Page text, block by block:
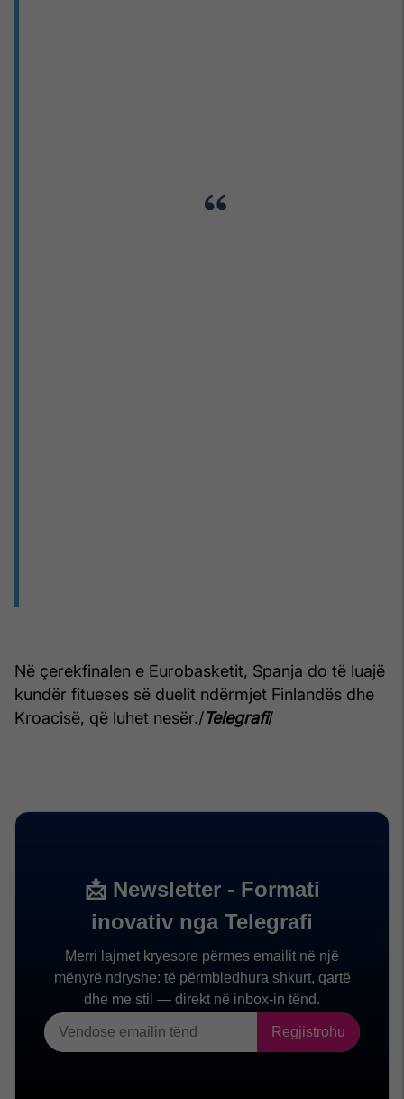
Në çerekfinalen e Eurobasketit, Spanja do të luajë
kundër fitueses së duelit ndërmjet Finlandës dhe
Kroacisë, që luhet nesër./Telegrafi/